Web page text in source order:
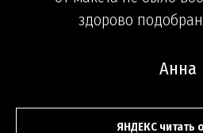
здорово
Анна
ЯНДЕКС читать